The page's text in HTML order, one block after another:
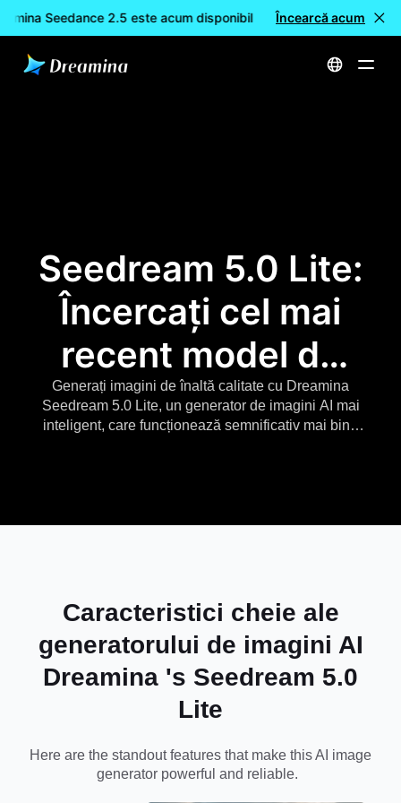
Seedance 2.5 este acum disponibil 🎉 Model nou
Încearcă acum
Acasă
Seedream 5.0 Lite:
Încercați cel mai
recent model de
generare a
imaginilor AI
Generați imagini de înaltă calitate cu Dreamina
Seedream 5.0 Lite, un generator de imagini AI mai
inteligent, care funcționează semnificativ mai bine
Caracteristici cheie ale
generatorului de imagini AI
Dreamina 's Seedream 5.0
Lite
Here are the standout features that make thisAI image
generatorpowerful and reliable.